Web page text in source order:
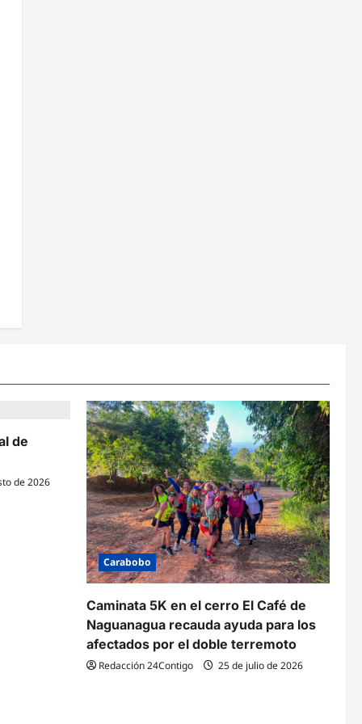
de
de 2026
Carabobo
Caminata 5K en el cerro El Café de
Naguanagua recauda ayuda para los
afectados por el doble terremoto
Redacción 24Contigo 25 de julio de 2026